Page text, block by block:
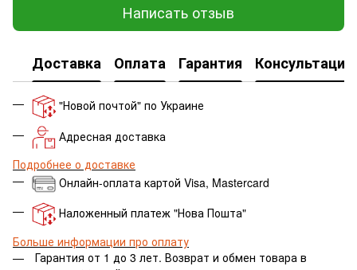
Написать отзыв
Доставка Оплата Гарантия Консультация
"Новой почтой" по Украине
Адресная доставка
Подробнее о доставке
Онлайн-оплата картой Visa, Mastercard
Наложенный платеж "Нова Пошта"
Больше информации про оплату
Гарантия от 1 до 3 лет. Возврат и обмен товара в